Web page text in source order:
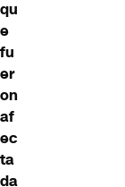
qu
e
fu
er
on
af
ec
ta
da